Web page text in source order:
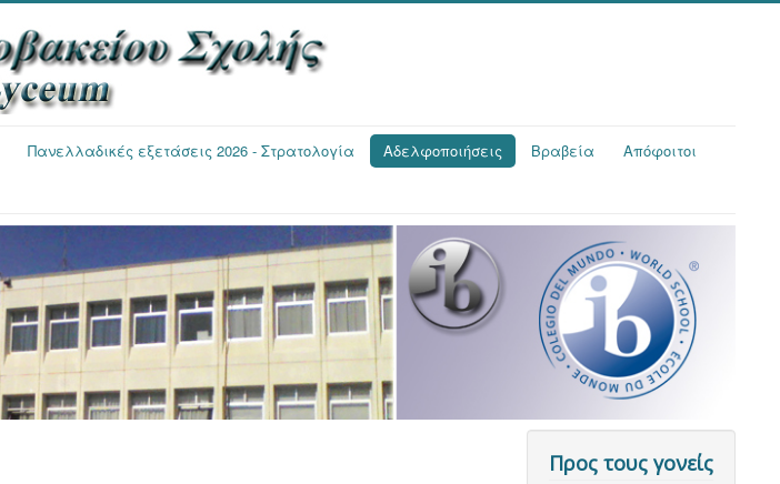
Πανελλαδικές εξετάσεις 2026 - Στρατολογία Αδελφοποιήσεις Βραβεία
Απόφοιτοι
Προς τους γονείς